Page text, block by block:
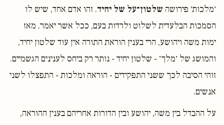
׳מלכות׳ פירושה שלטון־על של יחיד. זהו אדם אחד, שיש לו
הסמכות הבלעדית לשלוט ולרדות בעם, ככל אשר יאמר. מאז
ימות משה ויהושע, הרי בענין הוראת התורה אין עוד שלטון יחיד,
והמושג של ׳מלך׳ - שלטון יחיד - נותר רק ביחס לענינים הגשמיים.
זוהי הסיבה לכך ששני התפקידים - הוראה ומלכות - התפצלו לשני
אנשים.
על ההבדל בין משה, יהושע ובין הדורות אחריהם בענין ההוראה,